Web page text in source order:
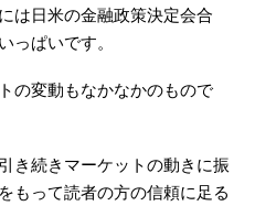
は日米の金融政策決定会合
っぱいです。
の変動もなかなかのもので
き続きマーケットの動きに振
もって読者の方の信頼に足る